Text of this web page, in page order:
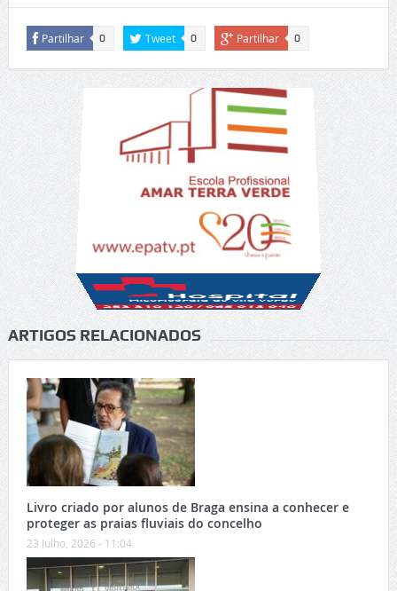
Partilhar 0 Tweet 0 Partilhar 0
ARTIGOS RELACIONADOS
Livro criado por alunos de Braga ensina a conhecer e
proteger as praias fluviais do concelho
23 Julho, 2026 - 11:04